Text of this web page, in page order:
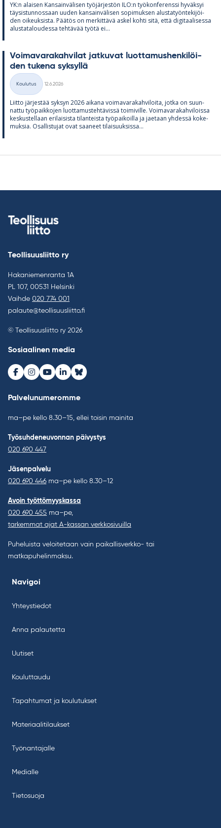
YK:n alai­sen Kan­sain­vä­li­sen työ­jär­jes­tön ILO:n työ­kon­fe­renssi hy­väk­syi
täy­sis­tun­nos­saan uu­den kan­sain­vä­li­sen so­pi­muk­sen alus­ta­työn­te­ki­jöi­
den oi­keuk­sista. Pää­tös on mer­kit­tävä as­kel kohti sitä, että di­gi­taa­li­sessa
alus­ta­ta­lou­dessa teh­tä­vää työtä ei...
Voi­ma­va­ra­kah­vi­lat jat­ku­vat luot­ta­mus­hen­ki­löi­
den tu­kena syk­syllä
Kategoriat
Koulutus
12.6.2026
Liitto jär­jes­tää syk­syn 2026 ai­kana voi­ma­va­ra­kah­vi­loita, jotka on suun­
nattu työ­paik­ko­jen luot­ta­mus­teh­tä­vissä toi­mi­ville. Voi­ma­va­ra­kah­vi­loissa
kes­kus­tel­laan eri­lai­sista ti­lan­teista työ­pai­koilla ja jae­taan yh­dessä ko­ke­
muk­sia. Osal­lis­tu­jat ovat saa­neet ti­lai­suuk­sissa...
Teollisuusliitto ry
Hakaniemenranta 1A
PL 107, 00531 Helsinki
Vaihde 020 774 001
palaute@teollisuusliitto.fi
© Teollisuusliitto ry 2026
Sosiaalinen media
Facebook
Instagram
Youtube
LinkedInBluesky
Palvelunumeromme
ma–pe kello 8.30–15, ellei toisin mainita
Työsuhdeneuvonnan päivystys
020 690 447
Jäsenpalvelu
020 690 446 ma–pe kello 8.30–12
Avoin työttömyyskassa
020 690 455 ma–pe,
tarkemmat ajat A-kassan verkkosivuilla
Puheluista veloitetaan vain paikallisverkko- tai
matkapuhelinmaksu.
Navigoi
Yhteystiedot
Anna palautetta
Uutiset
Kouluttaudu
Tapahtumat ja koulutukset
Materiaalitilaukset
Työnantajalle
Medialle
Tietosuoja